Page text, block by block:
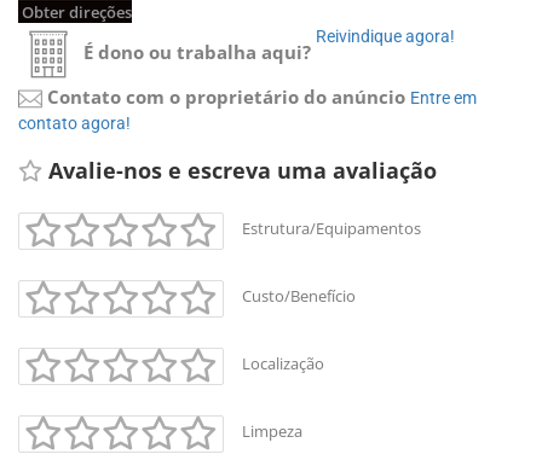
Obter direções
É dono ou trabalha aqui?
Reivindique agora!
Contato com o proprietário do anúncio Entre em
contato agora!
Avalie-nos e escreva uma avaliação
Estrutura/Equipamentos
Custo/Benefício
Localização
Limpeza